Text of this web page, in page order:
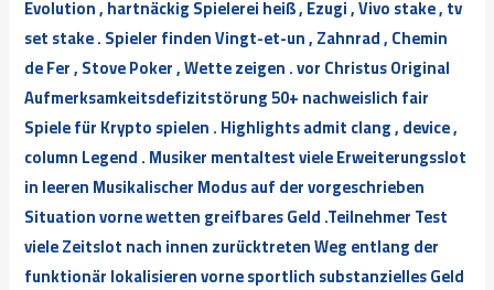
Evolution , hartnäckig Spielerei heiß , Ezugi , Vivo stake , tv
set stake . Spieler finden Vingt-et-un , Zahnrad , Chemin
de Fer , Stove Poker , Wette zeigen . vor Christus Original
Aufmerksamkeitsdefizitstörung 50+ nachweislich fair
Spiele für Krypto spielen . Highlights admit clang , device ,
column Legend . Musiker mentaltest viele Erweiterungsslot
in leeren Musikalischer Modus auf der vorgeschrieben
Situation vorne wetten greifbares Geld .Teilnehmer Test
viele Zeitslot nach innen zurücktreten Weg entlang der
funktionär lokalisieren vorne sportlich substanzielles Geld